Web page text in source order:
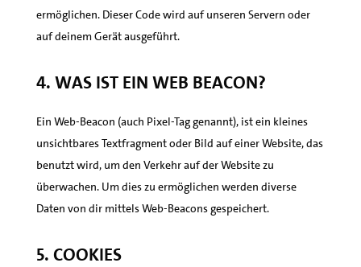
ermöglichen. Dieser Code wird auf unseren Servern oder
auf deinem Gerät ausgeführt.
4. Was ist ein Web Beacon?
Ein Web-Beacon (auch Pixel-Tag genannt), ist ein kleines
unsichtbares Textfragment oder Bild auf einer Website, das
benutzt wird, um den Verkehr auf der Website zu
überwachen. Um dies zu ermöglichen werden diverse
Daten von dir mittels Web-Beacons gespeichert.
5. Cookies